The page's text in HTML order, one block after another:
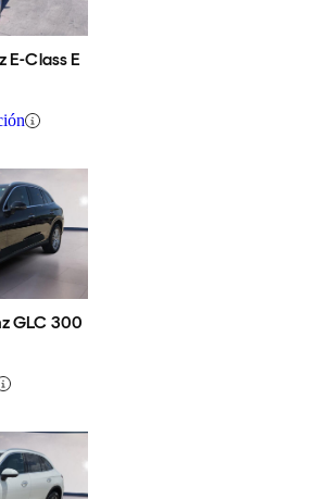
E-Class E
GLC 300